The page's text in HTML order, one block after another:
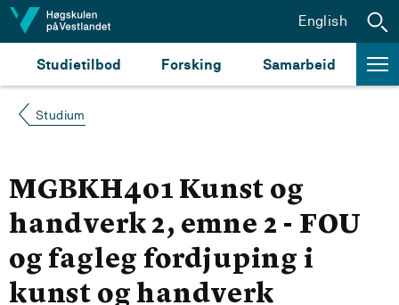
Hopp til innhald
Studietilbod Forsking Samarbeid
English
Studium
MGBKH401 Kunst og
handverk 2, emne 2 - FOU
og fagleg fordjuping i
kunst og handverk